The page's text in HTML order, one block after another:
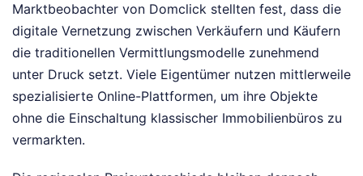
Marktbeobachter von Domclick stellten fest, dass die
digitale Vernetzung zwischen Verkäufern und Käufern
die traditionellen Vermittlungsmodelle zunehmend
unter Druck setzt. Viele Eigentümer nutzen mittlerweile
spezialisierte Online-Plattformen, um ihre Objekte
ohne die Einschaltung klassischer Immobilienbüros zu
vermarkten.